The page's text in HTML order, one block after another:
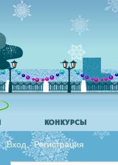
КОНКУРСЫ
Вход Регистрация